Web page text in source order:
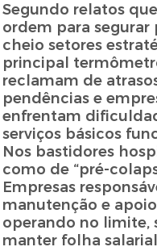
Segundo relatos
ordem para
cheio setores
principal
reclamam de
pendências e
enfrentam
serviços básicos
Nos bastidores
como de “pré-
Empresas
manutenção e
operando no limite,
manter folha